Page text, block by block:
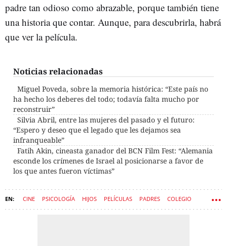
padre tan odioso como abrazable, porque también tiene
una historia que contar. Aunque, para descubrirla, habrá
que ver la película.
Noticias relacionadas
Miguel Poveda, sobre la memoria histórica: “Este país no
ha hecho los deberes del todo; todavía falta mucho por
reconstruir”
Silvia Abril, entre las mujeres del pasado y el futuro:
“Espero y deseo que el legado que les dejamos sea
infranqueable”
Fatih Akin, cineasta ganador del BCN Film Fest: “Alemania
esconde los crímenes de Israel al posicionarse a favor de
los que antes fueron víctimas”
CINE PSICOLOGÍA HIJOS PELÍCULAS PADRES COLEGIO